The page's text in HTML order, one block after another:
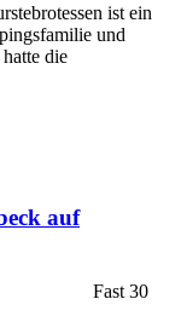
ist ein
und
die
auf
Fast 30